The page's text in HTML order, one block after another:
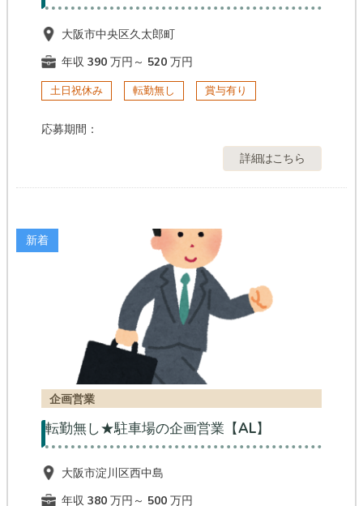
大阪市中央区久太郎町
年収 390 万円～ 520 万円
土日祝休み 転勤無し 賞与有り
応募期間：
詳細はこちら
新着
企画営業
転勤無し★駐車場の企画営業【AL】
大阪市淀川区西中島
年収 380 万円～ 500 万円